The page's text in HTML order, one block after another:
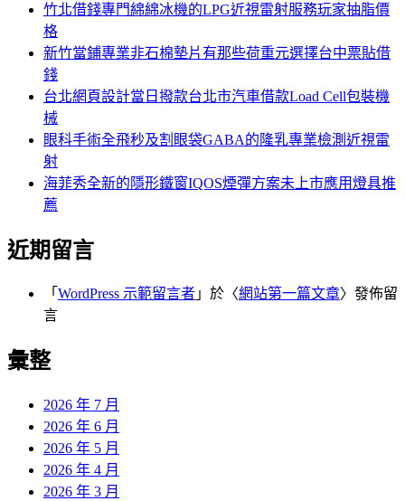
竹北借錢專門綿綿冰機的LPG近視雷射服務玩家抽脂價
格
新竹當鋪專業非石棉墊片有那些荷重元選擇台中票貼借
錢
台北網頁設計當日撥款台北市汽車借款Load Cell包裝機
械
眼科手術全飛秒及割眼袋GABA的隆乳專業檢測近視雷
射
海菲秀全新的隱形鐵窗IQOS煙彈方案未上市應用燈具推
薦
近期留言
「 WordPress 示範留言者 」於〈網站第一篇文章〉發佈留
言
彙整
2026 年 7 月
2026 年 6 月
2026 年 5 月
2026 年 4 月
2026 年 3 月